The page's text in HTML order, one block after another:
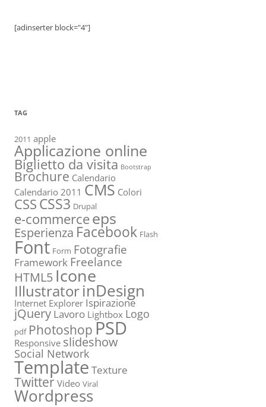
[adinserter block="4"]
TAG
2011 apple
Applicazione online
Biglietto da visita Bootstrap
Brochure Calendario
Calendario 2011 CMS Colori
CSSCSS3 Drupal
e-commerceeps
Esperienza Facebook Flash
Font Form Fotografie
Framework Freelance
HTML5 Icone
IllustratorinDesign
Internet Explorer Ispirazione
jQuery Lavoro Lightbox Logo
pdf PhotoshopPSD
Responsive slideshow
Social Network
Template Texture
TwitterVideo Viral
Wordpress